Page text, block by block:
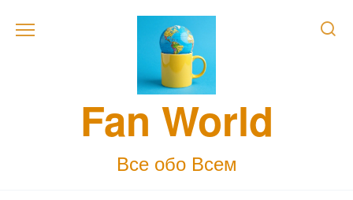
Fan World
Все обо Всем